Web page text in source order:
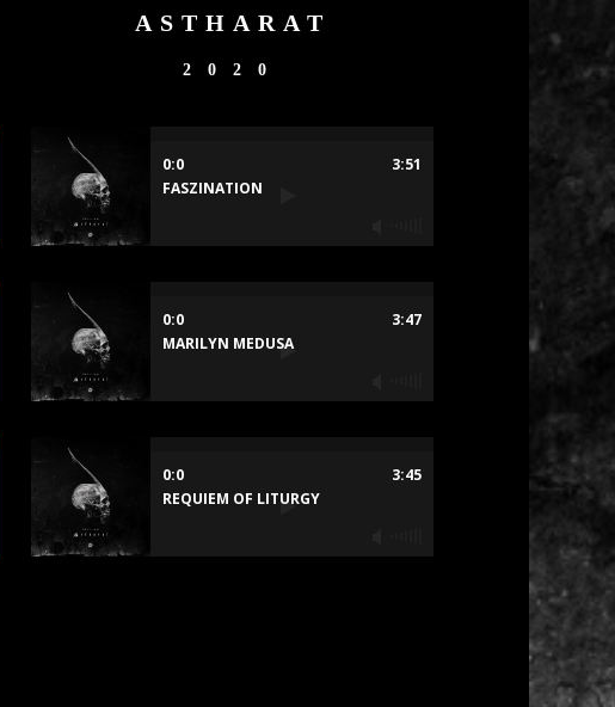
ASTHARAT
2020
0:0
3:51
FASZINATION
0:0
3:47
MARILYN MEDUSA
0:0
3:45
REQUIEM OF LITURGY